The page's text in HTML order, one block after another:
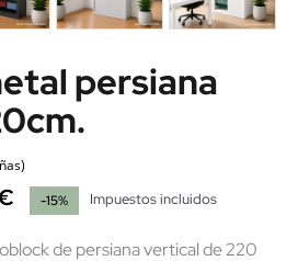
persiana
-15% Impuestos incluidos
de persiana vertical de 220